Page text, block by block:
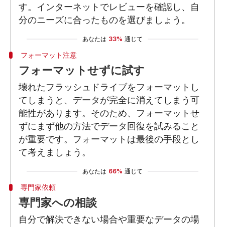
す。インターネットでレビューを確認し、自
分のニーズに合ったものを選びましょう。
あなたは 33% 通じて
フォーマット注意
フォーマットせずに試す
壊れたフラッシュドライブをフォーマットし
てしまうと、データが完全に消えてしまう可
能性があります。そのため、フォーマットせ
ずにまず他の方法でデータ回復を試みること
が重要です。フォーマットは最後の手段とし
て考えましょう。
あなたは 66% 通じて
専門家依頼
専門家への相談
自分で解決できない場合や重要なデータの場